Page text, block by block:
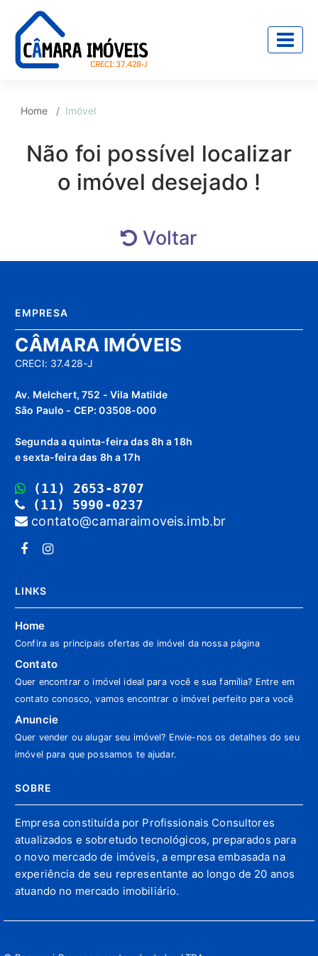
Home Imóvel
Não foi possível localizar
o imóvel desejado !
Voltar
EMPRESA
CÂMARA IMÓVEIS
CRECI: 37.428-J
Av. Melchert, 752 - Vila Matilde
São Paulo - CEP: 03508-000
Segunda a quinta-feira das 8h a 18h
e sexta-feira das 8h a 17h
(11) 2653-8707
(11) 5990-0237
contato@camaraimoveis.imb.br
LINKS
Home
Confira as principais ofertas de imóvel da nossa página
Contato
Quer encontrar o imóvel ideal para você e sua família? Entre em
contato conosco, vamos encontrar o imóvel perfeito para você
Anuncie
Quer vender ou alugar seu imóvel? Envie-nos os detalhes do seu
imóvel para que possamos te ajudar.
SOBRE
Empresa constituída por Profissionais Consultores
atualizados e sobretudo tecnológicos, preparados para
o novo mercado de imóveis, a empresa embasada na
experiência de seu representante ao longo de 20 anos
atuando no mercado imobiliário.